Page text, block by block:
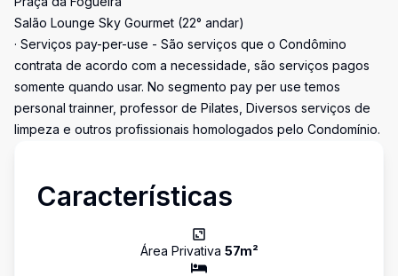
Salão Lounge Sky Gourmet (22° andar)
· Serviços pay-per-use - São serviços que o Condômino
contrata de acordo com a necessidade, são serviços pagos
somente quando usar. No segmento pay per use temos
personal trainner, professor de Pilates, Diversos serviços de
limpeza e outros profissionais homologados pelo Condomínio.
Características
Área Privativa 57m²